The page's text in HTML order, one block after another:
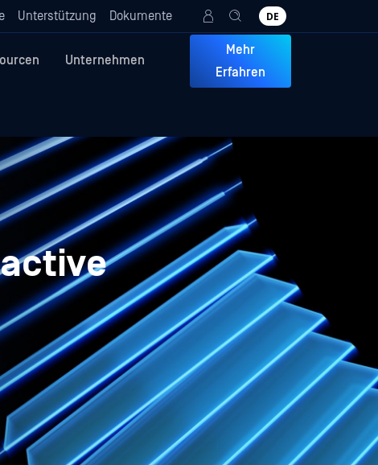
Unterstützung Dokumente DE
Unternehmen
Mehr
Erfahren